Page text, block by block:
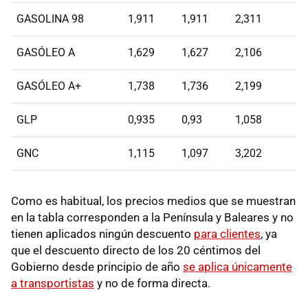
GASOLINA 98 1,911 1,911 2,311
GASÓLEO A 1,629 1,627 2,106
GASÓLEO A+ 1,738 1,736 2,199
GLP 0,935 0,93 1,058
GNC 1,115 1,097 3,202
Como es habitual, los precios medios que se muestran
en la tabla corresponden a la Península y Baleares y no
tienen aplicados ningún descuento para clientes, ya
que el descuento directo de los 20 céntimos del
Gobierno desde principio de año se aplica únicamente
a transportistas y no de forma directa.